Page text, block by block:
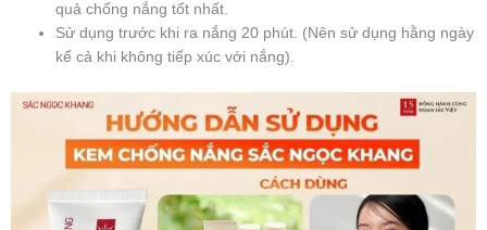
quả chống nắng tốt nhất.
Sử dụng trước khi ra nắng 20 phút. (Nên sử dụng hằng ngày
kể cả khi không tiếp xúc với nắng).